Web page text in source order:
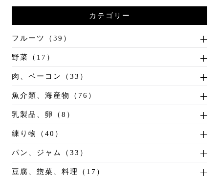
カテゴリー
フルーツ（39）
野菜（17）
肉、ベーコン（33）
魚介類、海産物（76）
乳製品、卵（8）
練り物（40）
パン、ジャム（33）
豆腐、惣菜、料理（17）